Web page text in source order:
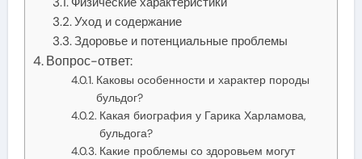
Уход и содержание
Здоровье и потенциальные проблемы
Вопрос-ответ:
Каковы особенности и характер породы
бульдог?
Какая биография у Гарика Харламова,
бульдога?
Какие проблемы со здоровьем могут